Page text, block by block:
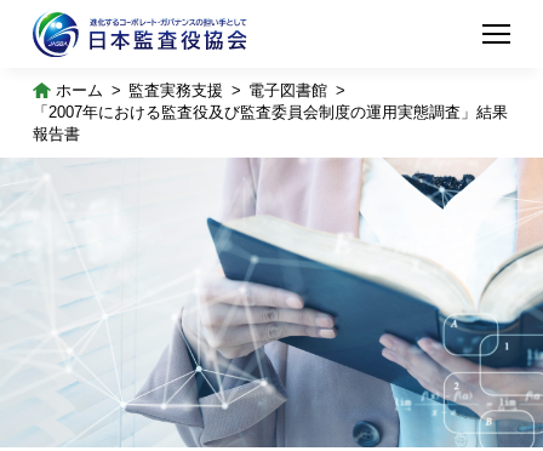
ホーム 監査実務支援
電子図書館
「2007年における監査役及び監査委員会制度の運用実態調査」結果
報告書